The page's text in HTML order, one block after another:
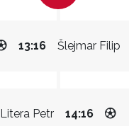
Šlejmar Filip
13:16
Litera Petr 14:16